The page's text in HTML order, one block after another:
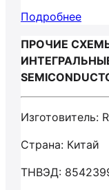
Подробнее
ПРОЧИЕ
Изготовитель:
Страна: Китай
ТНВЭД: